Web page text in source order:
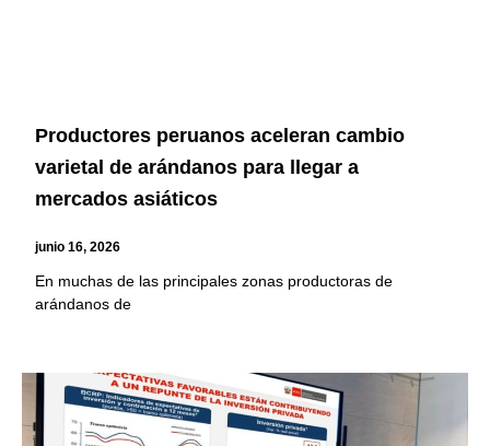
Productores peruanos aceleran cambio
varietal de arándanos para llegar a
mercados asiáticos
junio 16, 2026
En muchas de las principales zonas productoras de
arándanos de